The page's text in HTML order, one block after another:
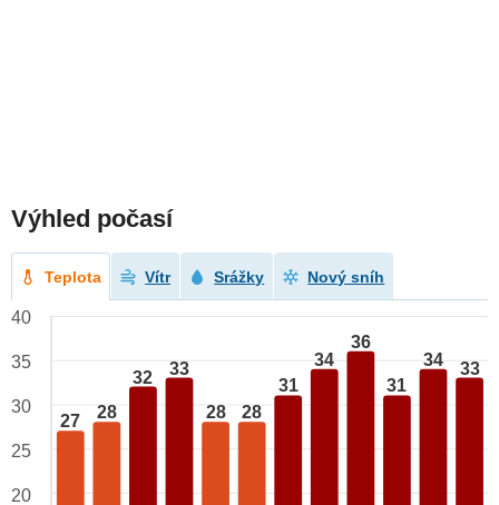
Výhled počasí
Teplota Vítr Srážky Nový sníh
27 28
32 33
28 28
31
34
36
31
34 33
40
35
30
25
20